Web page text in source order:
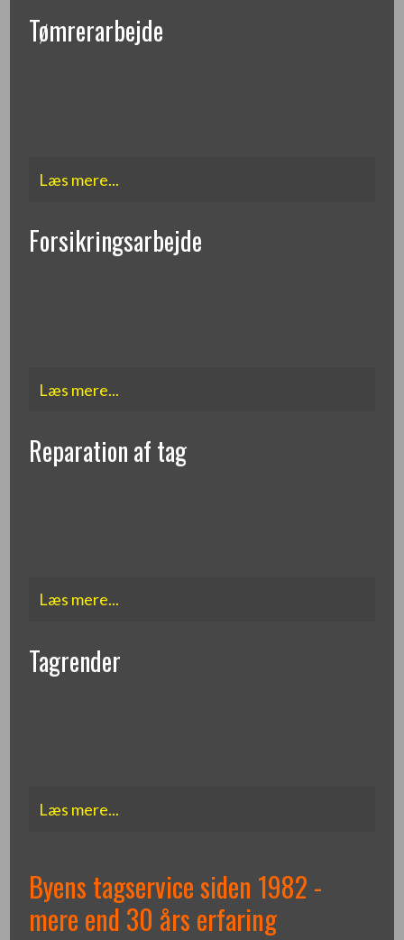
Tømrerarbejde
Læs mere...​
Forsikringsarbejde
Læs mere...​
Reparation af tag
Læs mere...​
Tagrender
Læs mere...​
Byens tagservice siden 1982 -
mere end 30 års erfaring